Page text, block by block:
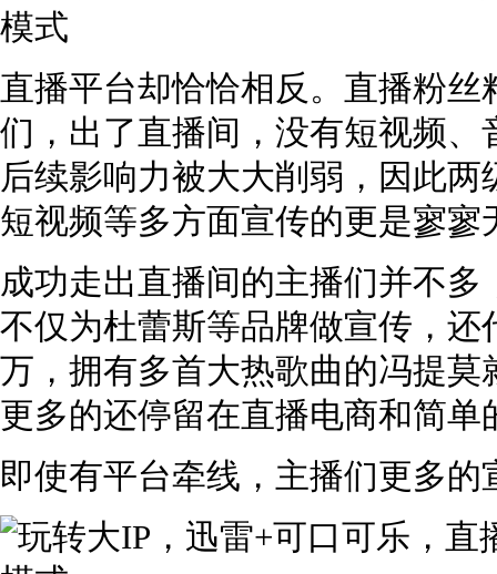
直播平台却恰恰相反。直播粉
们，出了直播间，没有短视频
后续影响力被大大削弱，因此
短视频等多方面宣传的更是寥寥
成功走出直播间的主播们并不
不仅为杜蕾斯等品牌做宣传，
万，拥有多首大热歌曲的冯提
更多的还停留在直播电商和简单
即使有平台牵线，主播们更多